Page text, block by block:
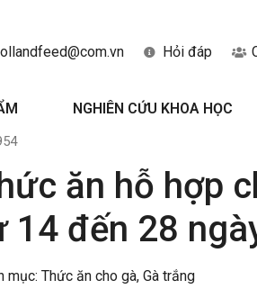
Hỏi đáp
NGHIÊN CỨU KHOA HỌC
ăn hỗ hợp
14 đến 28
mục: Thức ăn cho gà, Gà trắng